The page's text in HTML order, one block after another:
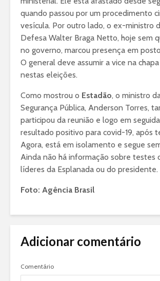
quando passou por um procedimento
vesícula. Por outro lado, o ex-ministro
Defesa Walter Braga Netto, hoje sem
no governo, marcou presença em
O general deve assumir a vice na
nestas eleições.
Como mostrou o Estadão, o ministro
Segurança Pública, Anderson Torres,
participou da reunião e logo em
resultado positivo para covid-19, após
Agora, está em isolamento e segue
Ainda não há informação sobre testes
líderes da Esplanada ou do presidente.
Foto: Agência Brasil
Adicionar comentário
Comentário